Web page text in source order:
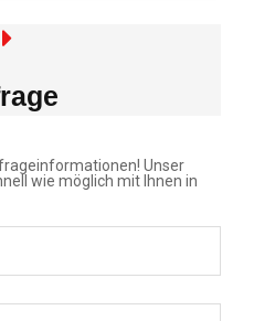
Unser
wie möglich mit Ihnen in